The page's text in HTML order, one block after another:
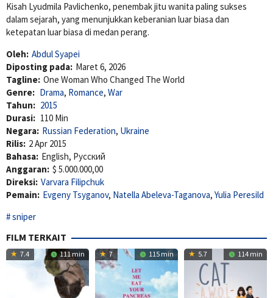
Kisah Lyudmila Pavlichenko, penembak jitu wanita paling sukses
dalam sejarah, yang menunjukkan keberanian luar biasa dan
ketepatan luar biasa di medan perang.
Oleh: Abdul Syapei
Diposting pada: Maret 6, 2026
Tagline: One Woman Who Changed The World
Genre: Drama, Romance, War
Tahun: 2015
Durasi: 110 Min
Negara: Russian Federation, Ukraine
Rilis: 2 Apr 2015
Bahasa: English, Pусский
Anggaran: $ 5.000.000,00
Direksi: Varvara Filipchuk
Pemain: Evgeny Tsyganov, Natella Abeleva-Taganova, Yulia Peresild
sniper
FILM TERKAIT
7.4 111 min 7 115 min 5.7 114 min